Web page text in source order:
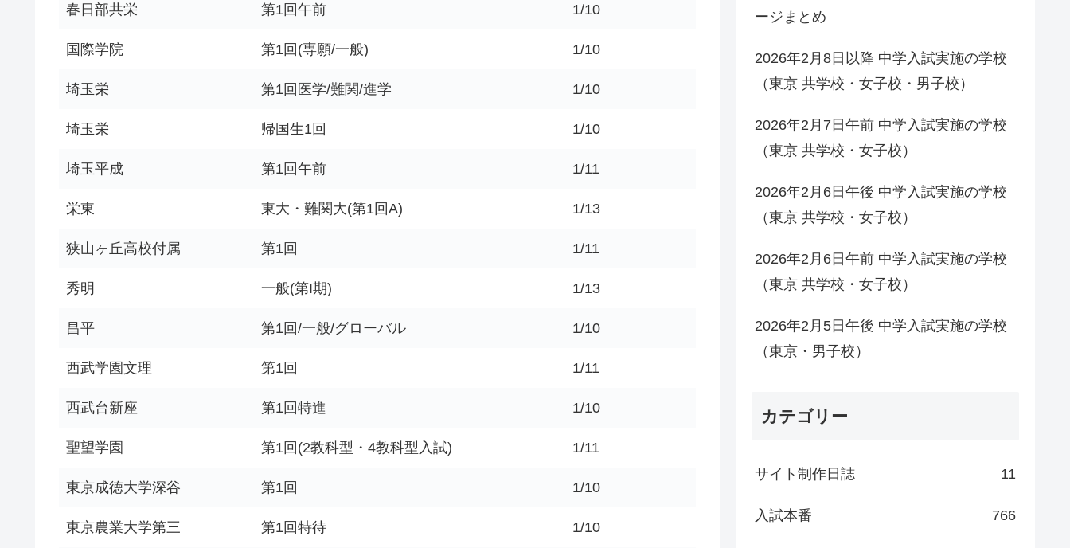
春日部共栄 第1回午前 1/10
国際学院 第1回(専願/一般) 1/10
埼玉栄 第1回医学/難関/進学 1/10
埼玉栄 帰国生1回 1/10
埼玉平成 第1回午前 1/11
栄東 東大・難関大(第1回A) 1/13
狭山ヶ丘高校付属 第1回 1/11
秀明 一般(第I期) 1/13
昌平 第1回/一般/グローバル 1/10
西武学園文理 第1回 1/11
西武台新座 第1回特進 1/10
聖望学園 第1回(2教科型・4教科型入試) 1/11
東京成徳大学深谷 第1回 1/10
東京農業大学第三 第1回特待 1/10
ージまとめ
2026年2月8日以降 中学入試実施の学校
（東京 共学校・女子校・男子校）
2026年2月7日午前 中学入試実施の学校
（東京 共学校・女子校）
2026年2月6日午後 中学入試実施の学校
（東京 共学校・女子校）
2026年2月6日午前 中学入試実施の学校
（東京 共学校・女子校）
2026年2月5日午後 中学入試実施の学校
（東京・男子校）
カテゴリー
サイト制作日誌 11
入試本番 766